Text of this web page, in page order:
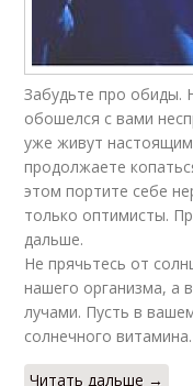
Забудьте про обиды.
обошелся с вами
уже живут
продолжаете
этом портите себе
только оптимисты.
дальше.
Не прячьтесь от
нашего организма, а
лучами. Пусть в
солнечного витамина.
Читать дальше →